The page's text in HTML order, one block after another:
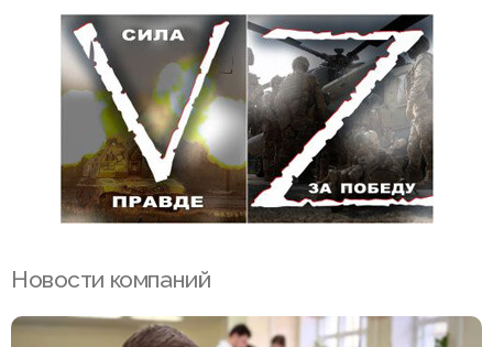
Новости компаний